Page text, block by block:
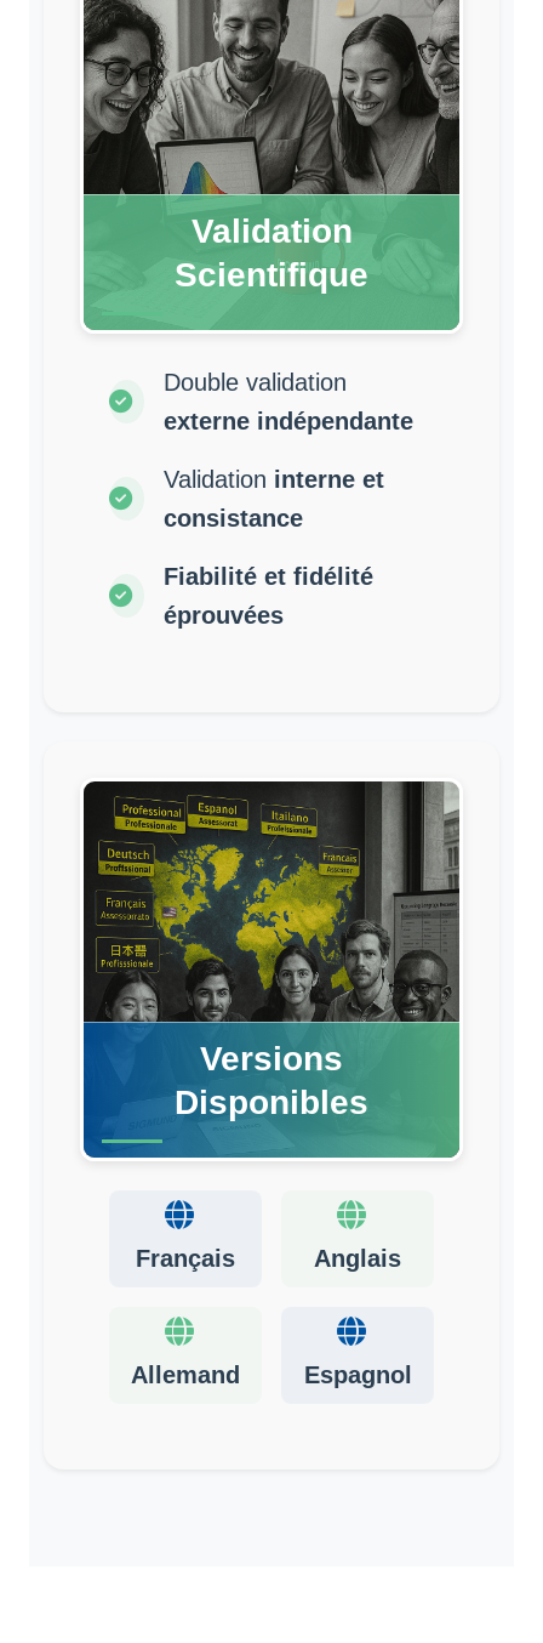
Validation
Scientifique
Double validation
externe indépendante
Validation interne et
consistance
Fiabilité et fidélité
éprouvées
Versions
Disponibles
Français Anglais
Allemand Espagnol